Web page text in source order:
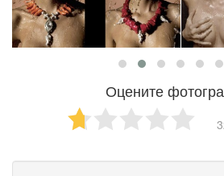
Оцените